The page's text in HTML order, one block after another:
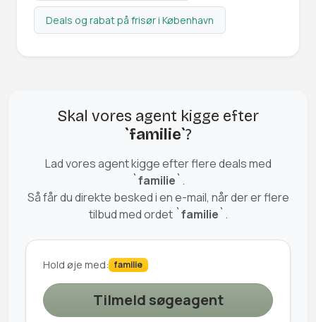
Deals og rabat på frisør i København
Skal vores agent kigge efter
`familie`?
Lad vores agent kigge efter flere deals med
`familie` .
Så får du direkte besked i en e-mail, når der er flere
tilbud med ordet `familie` .
Hold øje med: familie
Tilmeld søgeagent